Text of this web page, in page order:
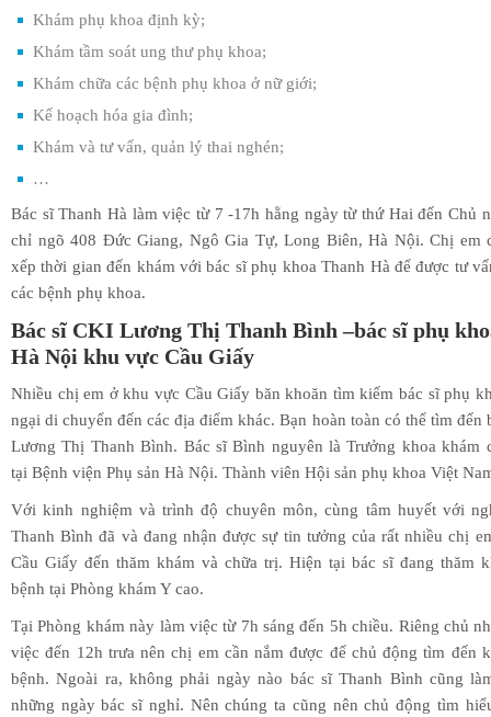
Khám phụ khoa định kỳ;
Khám tầm soát ung thư phụ khoa;
Khám chữa các bệnh phụ khoa ở nữ giới;
Kế hoạch hóa gia đình;
Khám và tư vấn, quản lý thai nghén;
…
Bác sĩ Thanh Hà làm việc từ 7 -17h hằng ngày từ thứ Hai đến Chủ
chỉ ngõ 408 Đức Giang, Ngô Gia Tự, Long Biên, Hà Nội. Chị em
xếp thời gian đến khám với bác sĩ phụ khoa Thanh Hà để được tư
các bệnh phụ khoa.
Bác sĩ CKI Lương Thị Thanh Bình –bác sĩ phụ
Hà Nội khu vực Cầu Giấy
Nhiều chị em ở khu vực Cầu Giấy băn khoăn tìm kiếm bác sĩ phụ
ngại di chuyển đến các địa điểm khác. Bạn hoàn toàn có thể tìm đến
Lương Thị Thanh Bình. Bác sĩ Bình nguyên là Trưởng khoa khám
tại Bệnh viện Phụ sản Hà Nội. Thành viên Hội sản phụ khoa Việt
Với kinh nghiệm và trình độ chuyên môn, cùng tâm huyết với
Thanh Bình đã và đang nhận được sự tin tưởng của rất nhiều chị
Cầu Giấy đến thăm khám và chữa trị. Hiện tại bác sĩ đang thăm
bệnh tại Phòng khám Y cao.
Tại Phòng khám này làm việc từ 7h sáng đến 5h chiều. Riêng chủ
việc đến 12h trưa nên chị em cần nắm được để chủ động tìm đến
bệnh. Ngoài ra, không phải ngày nào bác sĩ Thanh Bình cũng
những ngày bác sĩ nghỉ. Nên chúng ta cũng nên chủ động tìm